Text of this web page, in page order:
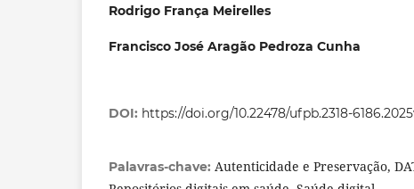
Rodrigo França Meirelles
Francisco José Aragão Pedroza Cunha
DOI: https://doi.org/10.22478/ufpb.2318-
Palavras-chave: Autenticidade e Preservação,